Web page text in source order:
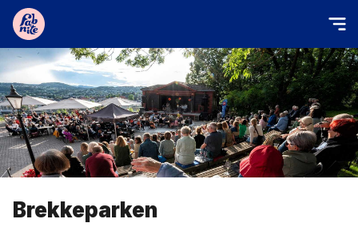
Brekkeparken